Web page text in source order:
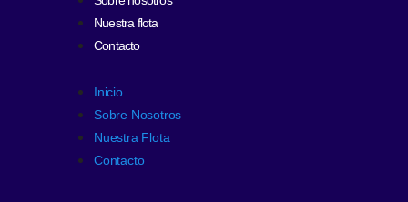
Nuestra flota
Contacto
Inicio
Sobre Nosotros
Nuestra Flota
Contacto